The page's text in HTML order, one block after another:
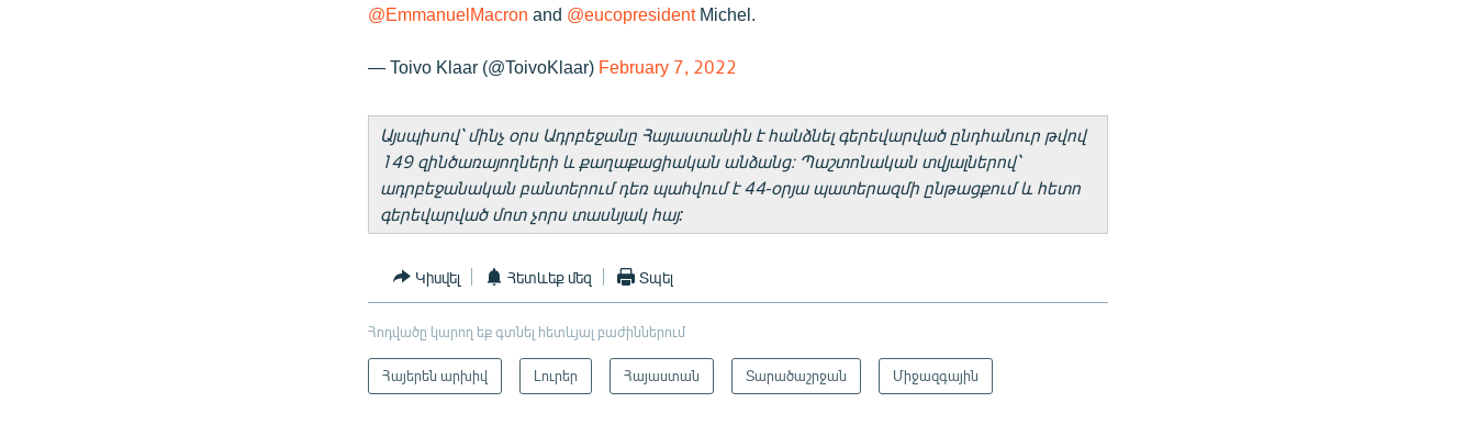
@EmmanuelMacron and @eucopresidentMichel.
— Toivo Klaar (@ToivoKlaar) February 7, 2022
Այսպիսով՝ մինչ օրս Ադրբեջանը Հայաստանին է հանձնել գերեվարված ընդհանուր թվով
149 զինծառայողների և քաղաքացիական անձանց։ Պաշտոնական տվյալներով՝
ադրբեջանական բանտերում դեռ պահվում է 44-օրյա պատերազմի ընթացքում և հետո
գերեվարված մոտ չորս տասնյակ հայ:
Կիսվել Հետևեք մեզ Տպել
Հոդվածը կարող եք գտնել հետևյալ բաժիններում
Հայերեն արխիվ Լուրեր Հայաստան Տարածաշրջան Միջազգային